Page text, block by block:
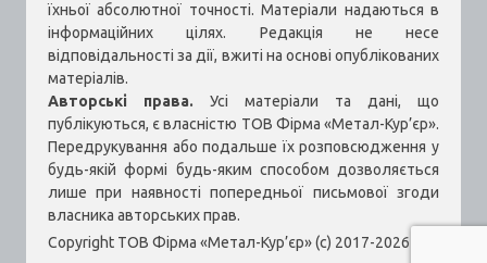
їхньої абсолютної точності. Матеріали надаються в
інформаційних цілях. Редакція не несе
відповідальності за дії, вжиті на основі опублікованих
матеріалів.
Авторські права. Усі матеріали та дані, що
публікуються, є власністю ТОВ Фірма «Метал-Кур’єр».
Передрукування або подальше їх розповсюдження у
будь-якій формі будь-яким способом дозволяється
лише при наявності попередньої письмової згоди
власника авторських прав.
Copyright ТОВ Фірма «Метал-Кур’єр» (c) 2017-2026